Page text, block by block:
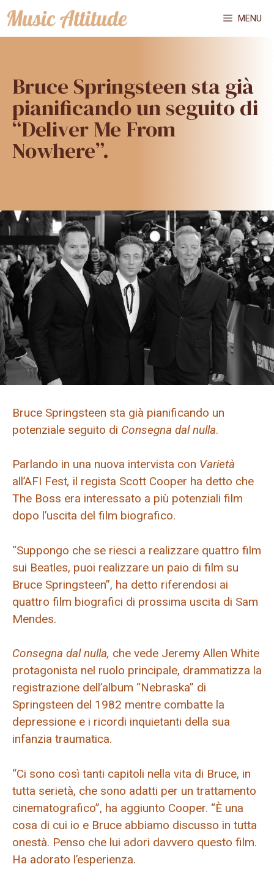
Vai
al
MENU
Bruce Springsteen sta già
pianificando un seguito di
“Deliver Me From
Nowhere”.
Bruce Springsteen sta già pianificando un
potenziale seguito di Consegna dal nulla.
Parlando in una nuova intervista con Varietà
all’AFI Fest, il regista Scott Cooper ha detto che
The Boss era interessato a più potenziali film
dopo l’uscita del film biografico.
“Suppongo che se riesci a realizzare quattro film
sui Beatles, puoi realizzare un paio di film su
Bruce Springsteen”, ha detto riferendosi ai
quattro film biografici di prossima uscita di Sam
Mendes.
Consegna dal nulla, che vede Jeremy Allen White
protagonista nel ruolo principale, drammatizza la
registrazione dell’album “Nebraska” di
Springsteen del 1982 mentre combatte la
depressione e i ricordi inquietanti della sua
infanzia traumatica.
“Ci sono così tanti capitoli nella vita di Bruce, in
tutta serietà, che sono adatti per un trattamento
cinematografico”, ha aggiunto Cooper. “È una
cosa di cui io e Bruce abbiamo discusso in tutta
onestà. Penso che lui adori davvero questo film.
Ha adorato l’esperienza.